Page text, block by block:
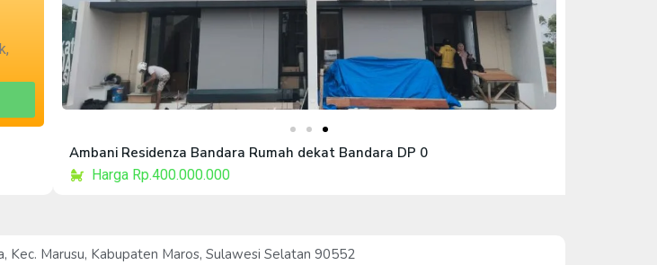
Ambani Residenza Bandara Rumah dekat Bandara DP 0
Harga Rp.400.000.000
Kec. Marusu, Kabupaten Maros, Sulawesi Selatan 90552